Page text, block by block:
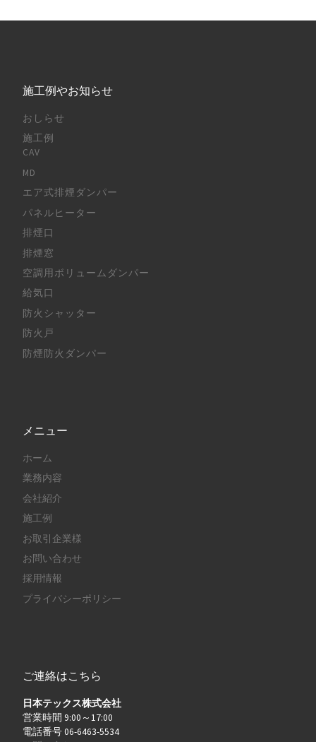
施工例やお知らせ
おしらせ
施工例
CAV
MD
エア式排煙ダンパー
パネルヒーター
排煙口
排煙窓
空調用ボリュームダンパー
給気口
防火シャッター
防火戸
防煙防火ダンパー
メニュー
ホーム
業務内容
会社紹介
施工例
お取引企業様
お問い合わせ
採用情報
プライバシーポリシー
ご連絡はこちら
日本テックス株式会社
営業時間 9:00～17:00
電話番号 06-6463-5534